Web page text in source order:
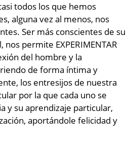
todos los que hemos
alguna vez al menos, nos
Ser más conscientes de su
permite EXPERIMENTAR
del hombre y la
de forma íntima y
los entresijos de nuestra
por la que cada uno se
y su aprendizaje particular,
aportándole felicidad y